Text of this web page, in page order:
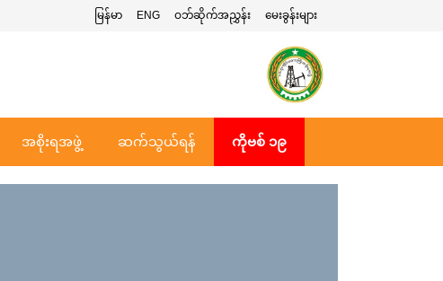
မေးခွန်းများ
ဝဘ်ဆိုက်အညွှန်း
ENG
မြန်မာ
အစိုးရအဖွဲ့ ဆက်သွယ်ရန် ကိုဗစ် ၁၉